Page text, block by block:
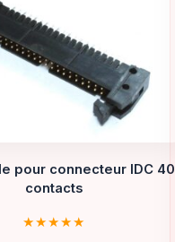
pour connecteur IDC 40
contacts